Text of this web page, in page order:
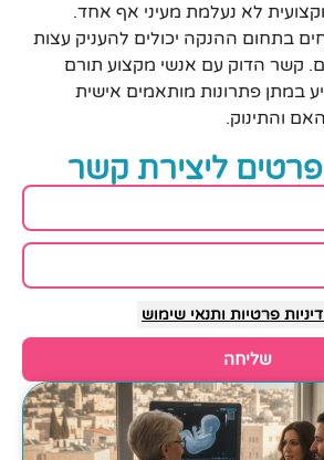
לא נעלמת מעיני אף אחד.
בתחום ההנקה יכולים להעניק עצות
קשר הדוק עם אנשי מקצוע תורם
במתן פתרונות מותאמים אישית
והתינוק.
ליצירת קשר
פרטיות ותנאי שימוש
שליחה